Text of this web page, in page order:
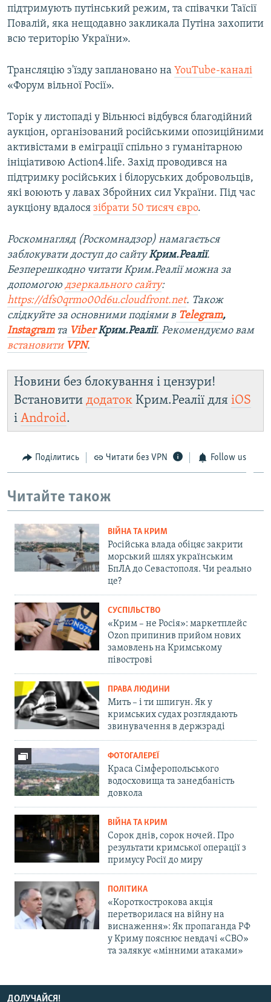
підтримують путінський режим, та співачки Таїсії
Повалій, яка нещодавно закликала Путіна захопити
всю територію України».
Трансляцію з'їзду заплановано на YouTube-каналі
«Форум вільної Росії».
Торік у листопаді у Вільнюсі відбувся благодійний
аукціон, організований російськими опозиційними
активістами в еміграції спільно з гуманітарною
ініціативою Action4.life. Захід проводився на
підтримку російських і білоруських добровольців,
які воюють у лавах Збройних сил України. Під час
аукціону вдалося зібрати 50 тисяч євро.
Роскомнагляд (Роскомнадзор) намагається
заблокувати доступ до сайтуКрим.Реалії.
Безперешкодно читати Крим.Реалії можна за
допомогою дзеркального сайту:
https://dfs0qrmo00d6u.cloudfront.net. Також
слідкуйте за основними подіями в Telegram,
Instagramта ViberКрим.Реалії. Рекомендуємо вам
встановити VPN.
Новини без блокування і цензури!
Встановити додаток Крим.Реалії для iOS
і Android.
Поділитись Читати без VPN Follow us
Читайте також
ВІЙНА ТА КРИМ
Російська влада обіцяє закрити
морський шлях українським
БпЛА до Севастополя. Чи реально
це?
СУСПІЛЬСТВО
«Крим – не Росія»: маркетплейс
Ozon припинив прийом нових
замовлень на Кримському
півострові
ПРАВА ЛЮДИНИ
Мить – і ти шпигун. Як у
кримських судах розглядають
звинувачення в держзраді
ФОТОГАЛЕРЕЇ
Краса Сімферопольського
водосховища та занедбаність
довкола
ВІЙНА ТА КРИМ
Сорок днів, сорок ночей. Про
результати кримської операції з
примусу Росії до миру
ПОЛІТИКА
«Короткострокова акція
перетворилася на війну на
виснаження»: Як пропаганда РФ
у Криму пояснює невдачі «СВО»
та залякує «мінними атаками»
ДОЛУЧАЙСЯ!